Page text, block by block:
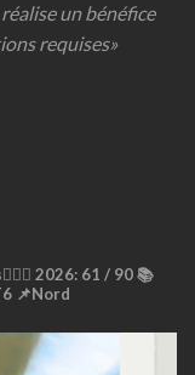
un bénéfice
requises»
2026: 61 / 90 📚
📌Nord